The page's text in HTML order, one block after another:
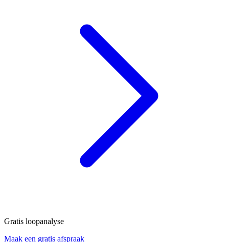
Gratis loopanalyse
Maak een gratis afspraak